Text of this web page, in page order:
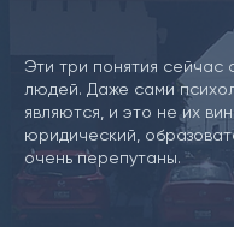
Эти три понятия сейчас
людей. Даже сами
являются, и это не их
юридический,
очень перепутаны.